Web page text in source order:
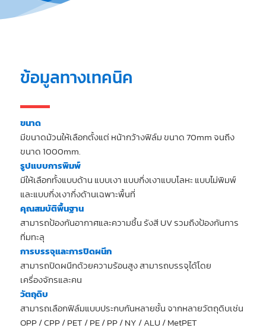
ข้อมูลทางเทคนิค
ขนาด
มีขนาดม้วนให้เลือกตั้งแต่ หน้ากว้างฟิล์ม ขนาด 70mm จนถึง
ขนาด 1000mm.
รูปแบบการพิมพ์
มีให้เลือกทั้งแบบด้าน แบบเงา แบบกึ่งเงาแบบโลหะ แบบไม่พิมพ์
และแบบกึ่งเงากึ่งด้านเฉพาะพื้นที่
คุณสมบัติพื้นฐาน
สามารถป้องกันอากาศและความชื้น รังสี UV รวมถึงป้องกันการ
ทิ่มทะลุ
การบรรจุและการปิดผนึก
สามารถปิดผนึกด้วยความร้อนสูง สามารถบรรจุได้โดย
เครื่องจักรและคน
วัตถุดิบ
สามารถเลือกฟิล์มแบบประกบกันหลายชั้น จากหลายวัตถุดิบเช่น
OPP / CPP / PET / PE / PP / NY / ALU / MetPET